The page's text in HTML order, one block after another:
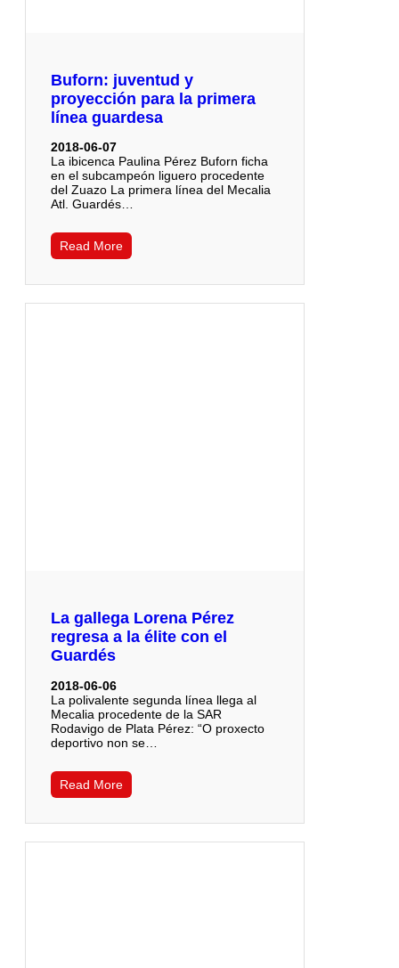
Buforn: juventud y
proyección para la primera
línea guardesa
2018-06-07
La ibicenca Paulina Pérez Buforn ficha
en el subcampeón liguero procedente
del Zuazo La primera línea del Mecalia
Atl. Guardés…
Read More
La gallega Lorena Pérez
regresa a la élite con el
Guardés
2018-06-06
La polivalente segunda línea llega al
Mecalia procedente de la SAR
Rodavigo de Plata Pérez: “O proxecto
deportivo non se…
Read More